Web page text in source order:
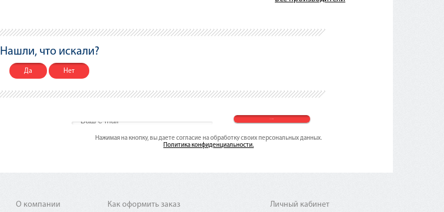
Нашли, что искали?
Да Нет
Нажимая на кнопку, вы даете согласие на обработку своих персональных данных.
Политика конфиденциальности.
О компании Как оформить заказ Личный кабинет